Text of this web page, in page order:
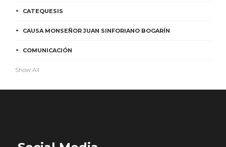
CATEQUESIS
CAUSA MONSEÑOR JUAN SINFORIANO BOGARÍN
COMUNICACIÓN
Show All